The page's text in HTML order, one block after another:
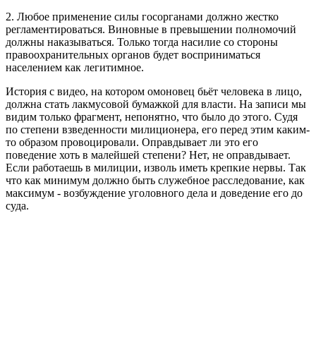
2. Любое применение силы госорганами должно жестко
регламентироваться. Виновные в превышении полномочий
должны наказываться. Только тогда насилие со стороны
правоохранительных органов будет восприниматься
населением как легитимное.
История с видео, на котором омоновец бьёт человека в лицо,
должна стать лакмусовой бумажкой для власти. На записи мы
видим только фрагмент, непонятно, что было до этого. Судя
по степени взведенности милиционера, его перед этим каким-
то образом провоцировали. Оправдывает ли это его
поведение хоть в малейшей степени? Нет, не оправдывает.
Если работаешь в милиции, изволь иметь крепкие нервы. Так
что как минимум должно быть служебное расследование, как
максимум - возбуждение уголовного дела и доведение его до
суда.